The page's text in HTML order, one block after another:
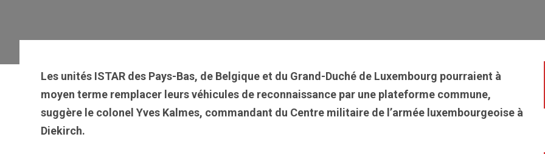
Les unités ISTAR des Pays-Bas, de Belgique et du Grand-Duché de Luxembourg pourraient à
moyen terme remplacer leurs véhicules de reconnaissance par une plateforme commune,
suggère le colonel Yves Kalmes, commandant du Centre militaire de l’armée luxembourgeoise à
Diekirch.